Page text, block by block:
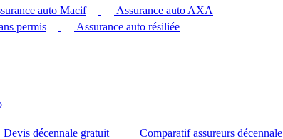
auto Macif
Assurance auto AXA
permis Assurance auto résiliée
Devis décennale gratuit
Comparatif assureurs décennale